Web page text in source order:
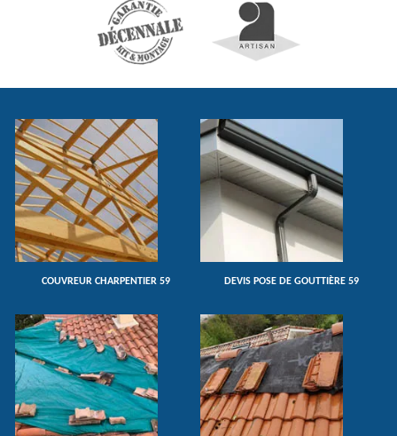
COUVREUR CHARPENTIER 59 DEVIS POSE DE GOUTTIÈRE 59